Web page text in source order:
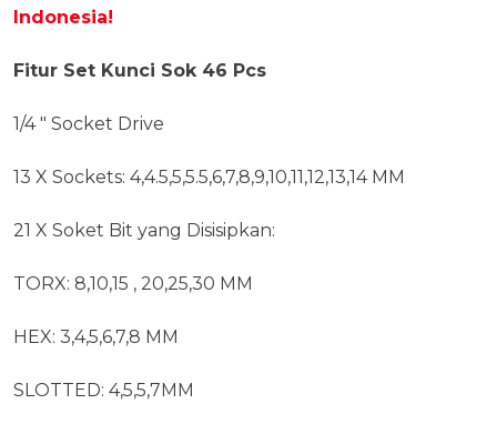
Indonesia!
Fitur Set Kunci Sok 46 Pcs
1/4 ″ Socket Drive
13 X Sockets: 4,4.5,5,5.5,6,7,8,9,10,11,12,13,14 MM
21 X Soket Bit yang Disisipkan:
TORX: 8,10,15 , 20,25,30 MM
HEX: 3,4,5,6,7,8 MM
SLOTTED: 4,5,5,7MM